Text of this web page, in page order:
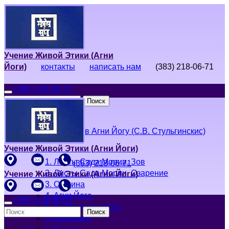
Учение Живой Этики (Агни
Йоги)
контакты написать нам (383) 218-06-71
(383) 218-06-71
Поиск
Живая Этика
Введение в Агни Йогу (С.В. Стульгинскис)
1. Листы Сада Мории. Зов
2. Листы Сада Мории. Озарение
3. Община
4. Агни Йога
5. Беспредельность
6. Иерархия
Учение Живой Этики (Агни Йоги)
(383) 218-06-71
Учение Живой Этики (Агни Йоги)
(383) 218-06-71
Поиск